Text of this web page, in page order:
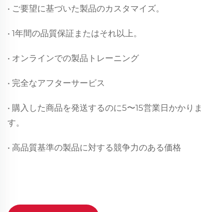
• ご要望に基づいた製品のカスタマイズ。
• 1年間の品質保証またはそれ以上。
• オンラインでの製品トレーニング
• 完全なアフターサービス
• 購入した商品を発送するのに5〜15営業日かかりま
す。
• 高品質基準の製品に対する競争力のある価格